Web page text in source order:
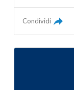
Condividi